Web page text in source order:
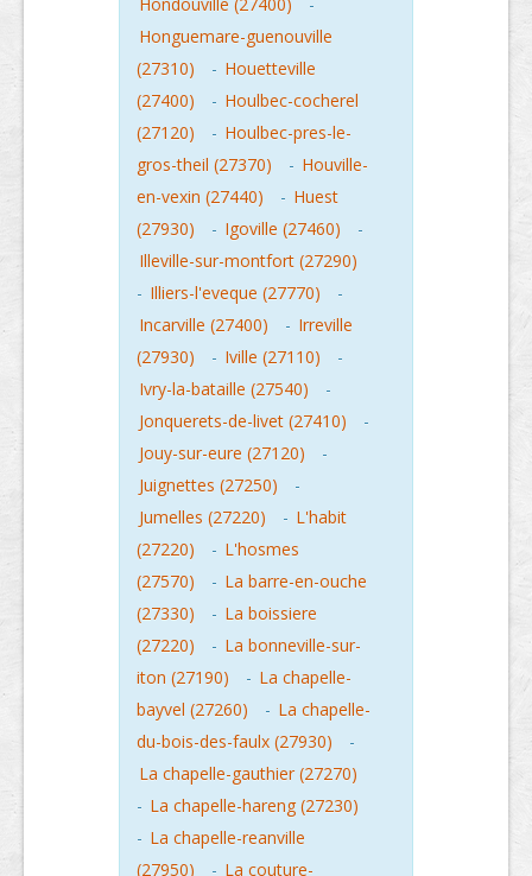
Honguemare-guenouville
(27310)
- Houetteville
(27400)
- Houlbec-cocherel
(27120)
- Houlbec-pres-le-
gros-theil (27370)
- Houville-
en-vexin (27440)
- Huest
(27930)
- Igoville (27460)
-
Illeville-sur-montfort (27290)
- Illiers-l'eveque (27770)
-
Incarville (27400)
- Irreville
(27930)
- Iville (27110)
-
Ivry-la-bataille (27540)
-
Jonquerets-de-livet (27410)
-
Jouy-sur-eure (27120)
-
Juignettes (27250)
-
Jumelles (27220)
- L'habit
(27220)
- L'hosmes
(27570)
- La barre-en-ouche
(27330)
- La boissiere
(27220)
- La bonneville-sur-
iton (27190)
- La chapelle-
bayvel (27260)
- La chapelle-
du-bois-des-faulx (27930)
-
La chapelle-gauthier (27270)
- La chapelle-hareng (27230)
- La chapelle-reanville
(27950)
- La couture-